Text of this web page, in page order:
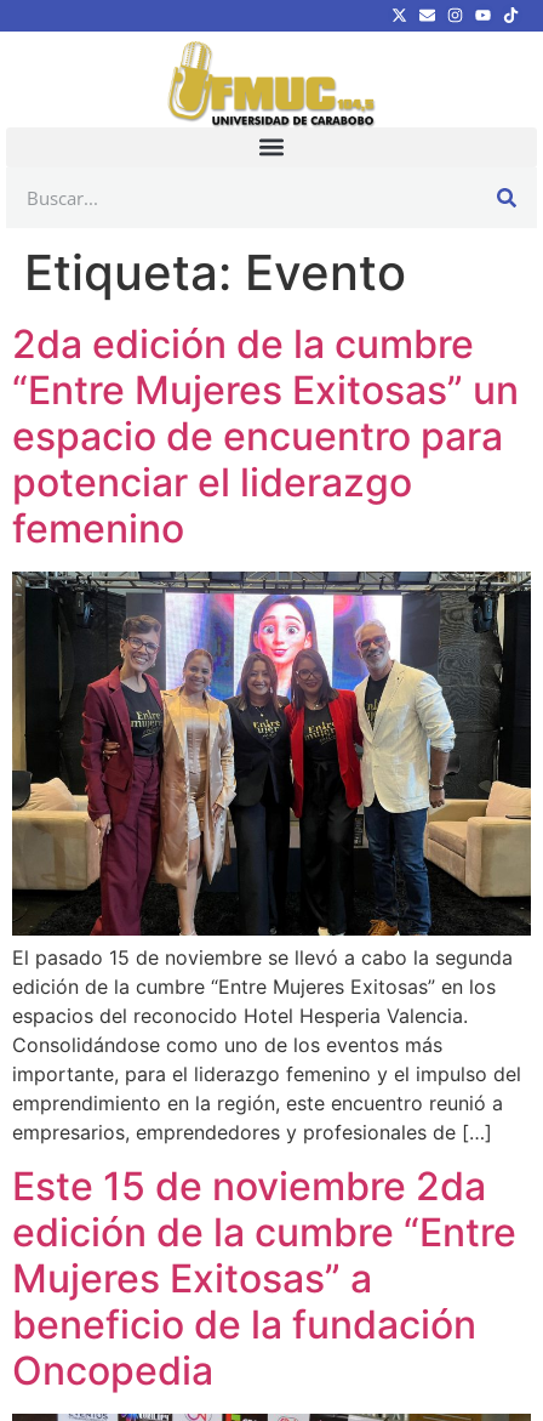
Etiqueta: Evento
2da edición de la cumbre
“Entre Mujeres Exitosas” un
espacio de encuentro para
potenciar el liderazgo
femenino
El pasado 15 de noviembre se llevó a cabo la segunda
edición de la cumbre “Entre Mujeres Exitosas” en los
espacios del reconocido Hotel Hesperia Valencia.
Consolidándose como uno de los eventos más
importante, para el liderazgo femenino y el impulso del
emprendimiento en la región, este encuentro reunió a
empresarios, emprendedores y profesionales de […]
Este 15 de noviembre 2da
edición de la cumbre “Entre
Mujeres Exitosas” a
beneficio de la fundación
Oncopedia